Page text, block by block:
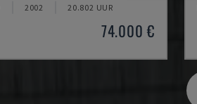
2002 20.802 UUR
74.000 €